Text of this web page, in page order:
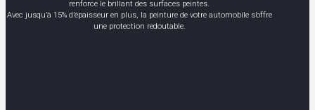
renforce le brillant des surfaces peintes.
Avec jusqu’à 15% d’épaisseur en plus, la peinture de votre automobile s’offre
une protection redoutable.